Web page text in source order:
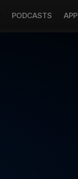
PODCASTS APP